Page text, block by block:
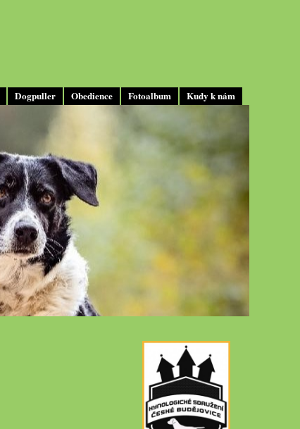
Dogpuller Obedience Fotoalbum Kudy k nám